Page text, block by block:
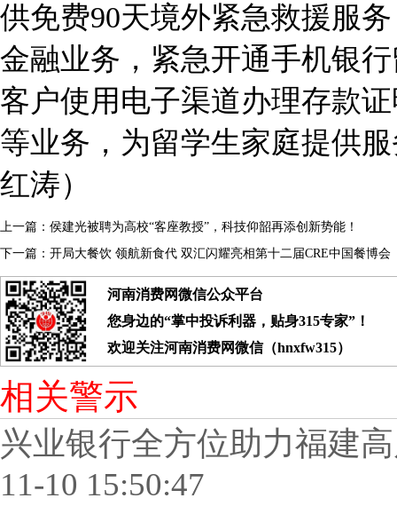
供免费90天境外紧急救援服
金融业务，紧急开通手机银
客户使用电子渠道办理存款
等业务，为留学生家庭提供
红涛）
上一篇： 侯建光被聘为高校“客座教授”，科技仰韶再添创新势能！
下一篇： 开局大餐饮 领航新食代 双汇闪耀亮相第十二届CRE中国餐博会
河南消费网微信公众平台
您身边的“掌中投诉利器，贴身315专家”！
欢迎关注河南消费网微信（hnxfw315）
相关警示
兴业银行全方位助力福建
11-10 15:50:47